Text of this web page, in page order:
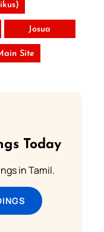
Josua
Site
Today
in Tamil.